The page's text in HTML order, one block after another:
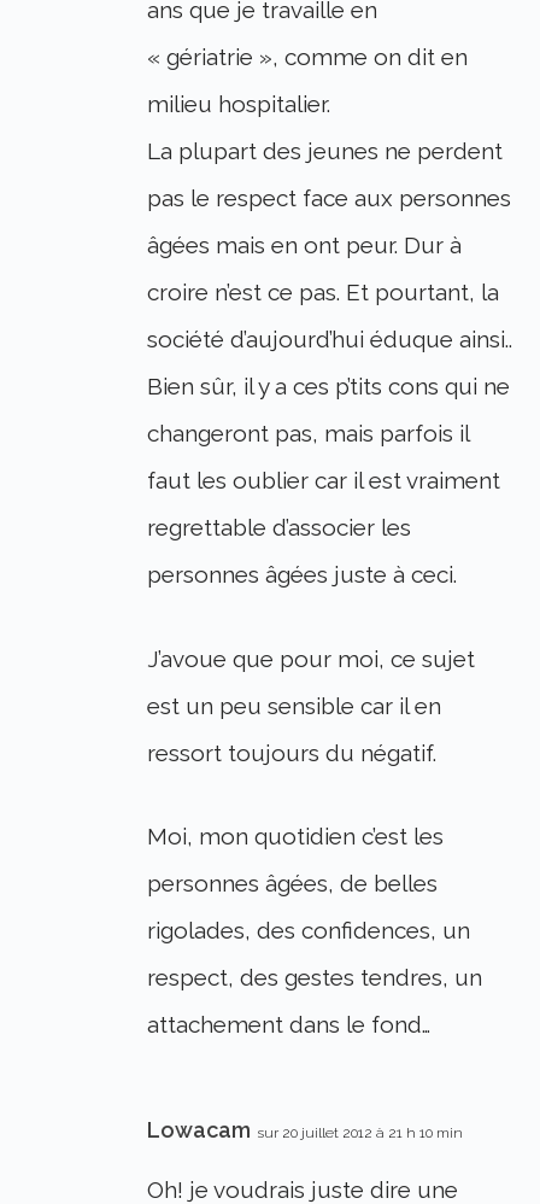
ans que je travaille en
« gériatrie », comme on dit en
milieu hospitalier.
La plupart des jeunes ne perdent
pas le respect face aux personnes
âgées mais en ont peur. Dur à
croire n’est ce pas. Et pourtant, la
société d’aujourd’hui éduque ainsi..
Bien sûr, il y a ces p’tits cons qui ne
changeront pas, mais parfois il
faut les oublier car il est vraiment
regrettable d’associer les
personnes âgées juste à ceci.
J’avoue que pour moi, ce sujet
est un peu sensible car il en
ressort toujours du négatif.
Moi, mon quotidien c’est les
personnes âgées, de belles
rigolades, des confidences, un
respect, des gestes tendres, un
attachement dans le fond…
Lowacam sur 20 juillet 2012 à 21 h 10 min
Oh! je voudrais juste dire une